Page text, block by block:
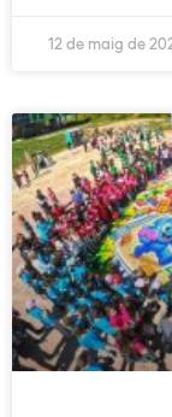
12 de maig de